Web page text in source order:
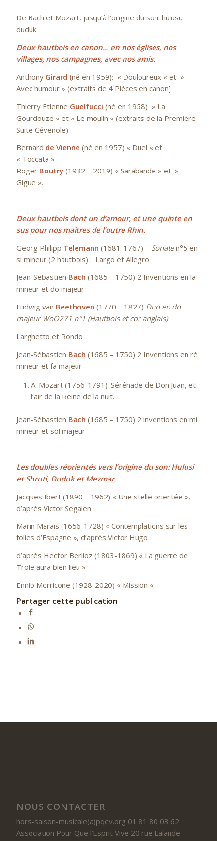
De Bach et Mozart, jusqu’à l’origine du son: hulusi,
duduk
Deux hautbois en canon… en nos églises, nos
villages, nos campagnes, avec nos amis:
Anthony Girard (né en 1959): « Douloureux « et »
Avec humour » (extraits de 4 Pièces en canon)
Thierry Etienne Guelfucci (né en 1958) » La
Gourdouze » et « Le moulin » (extraits de la Première
Suite Cévenole)
Bernard de Vienne (né en 1957) « Duel « et
« Toccata »
Roger Boutry(1932 – 2019) « Sarabande » et »
Gigue ».
Deux hautbois dont un d’amour, et une quinte en
sus pour nos maîtres de l’outre Rhin.
Georg Philipp Telemann (1681-1767) – Sonaten°5 en
si mineur (2 hautbois) : Largo et Allegro.
Jean-Sébastien Bach (1685 – 1750) 2 Inventions en la
mineur et do majeur
Ludwig van Beethoven (1770 – 1827) Duo en do
majeurWoO271 n°1 (Hautbois et cor anglais)
Larghetto et Rondo
Jean-Sébastien Bach (1685 – 1750) 2 Inventions en ré
mineur et fa majeur
A. Mozart (1756-1791): Sérénade de Don Juan, et
l’air de la Reine de la nuit.
Jean-Sébastien Bach (1685 – 1750) 2 inventions en mi
mineur et sol majeur
Les doubles réorientés vers l’origine du son: Hulusi
et Shruti, Duduk et Mezmar.
Jacques Ibert (1890 – 1962) « Une stelle orientée »,
d’après Victor Segalen
Marin Marais (1656-1728) « Contemplations sur les
folies d’Espagne », d’après Victor Hugo
d’après Hector Berlioz (1803-1869) « La guerre de
Troie aura bien lieu »
Ennio Morricone (1928-2020) « Mission «
Partager cette publication
NOUS CONTACTER
hors-saison-musicale(a)pqev.org 01 81 80 03 62
Association Pour Que l’Esprit Vive 20 rue Lalande